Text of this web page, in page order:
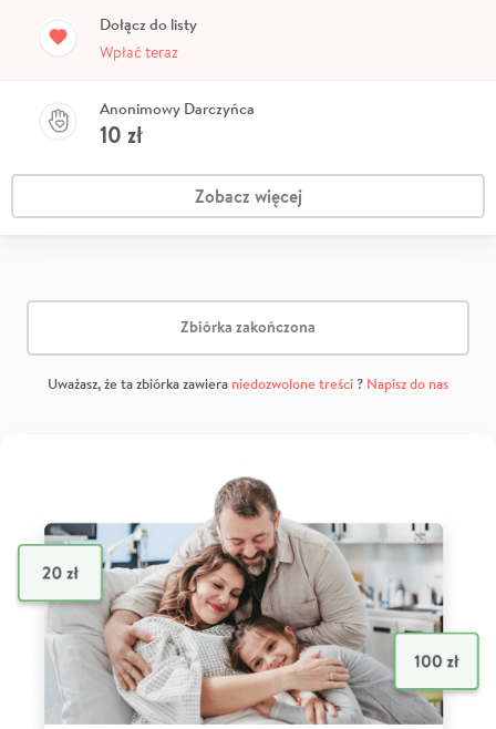
Dołącz do listy
Wpłać teraz
Anonimowy Darczyńca
10 zł
Zobacz więcej
Zbiórka zakończona
Uważasz, że ta zbiórka zawiera niedozwolone treści? Napisz do nas